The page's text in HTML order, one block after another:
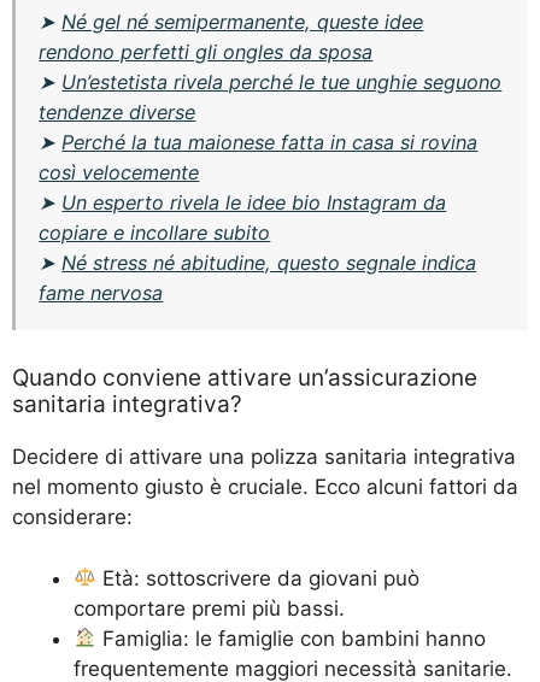
➤Né gel né semipermanente, queste idee
rendono perfetti gli ongles da sposa
➤ Un’estetista rivela perché le tue unghie seguono
tendenze diverse
➤Perché la tua maionese fatta in casa si rovina
così velocemente
➤ Un esperto rivela le idee bio Instagram da
copiare e incollare subito
➤Né stress né abitudine, questo segnale indica
fame nervosa
Quando conviene attivare un’assicurazione
sanitaria integrativa?
Decidere di attivare una polizza sanitaria integrativa
nel momento giusto è cruciale. Ecco alcuni fattori da
considerare:
Età: sottoscrivere da giovani può
comportare premi più bassi.
Famiglia: le famiglie con bambini hanno
frequentemente maggiori necessità sanitarie.